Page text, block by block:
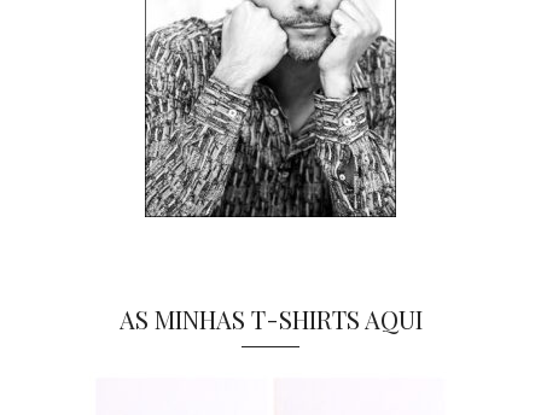
AS MINHAS T-SHIRTS AQUI